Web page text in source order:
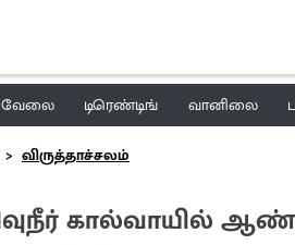
வேலை டிரெண்டிங் வானிலை
விருத்தாச்சலம்
கால்வாயில்